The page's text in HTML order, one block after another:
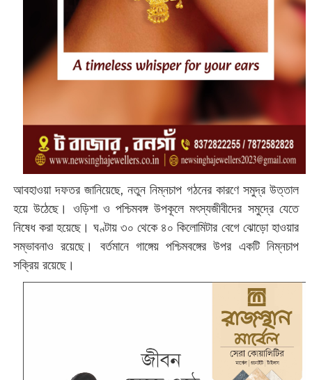
আবহাওয়া দফতর জানিয়েছে, নতুন নিম্নচাপ গঠনের কারণে সমুদ্র উত্তাল
হয়ে উঠেছে। ওড়িশা ও পশ্চিমবঙ্গ উপকূলে মৎস্যজীবীদের সমুদ্রে যেতে
নিষেধ করা হয়েছে। ঘণ্টায় ৩০ থেকে ৪০ কিলোমিটার বেগে ঝোড়ো হাওয়ার
সম্ভাবনাও রয়েছে। বর্তমানে গাঙ্গেয় পশ্চিমবঙ্গের উপর একটি নিম্নচাপ
সক্রিয় রয়েছে।